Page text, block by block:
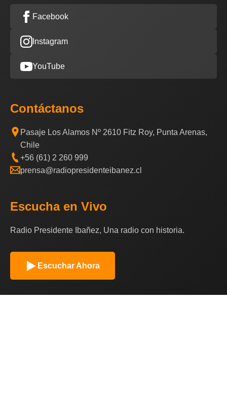
Facebook
Instagram
YouTube
Contáctanos
Pasaje Los Alamos Nº 2610 Fitz Roy, Punta Arenas,
Chile
+56 (61) 2 260 999
prensa@radiopresidenteibanez.cl
Escucha en Vivo
Radio Presidente Ibañez, Una radio con historia.
Escuchar Ahora